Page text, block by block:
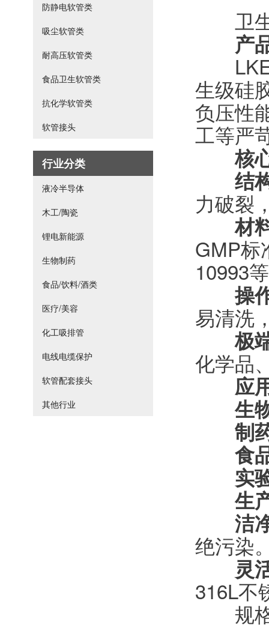
防静电软管类
吸尘软管类
耐高压软管类
食品卫生软管类
抗化学软管类
软管接头
行业分类
液冷半导体
木工/陶瓷
锂电新能源
生物制药
食品/饮料/酒类
医疗/美容
化工吸排管
电线电缆保护
软管配套接头
其他行业
卫生
产
生级硅
负压性
工等严
核
结
力破裂
材
GMP标
10993
操
易清洗
极
化学品
应
生
制
食
实
生
洁
绝污染
灵
316L不
规格